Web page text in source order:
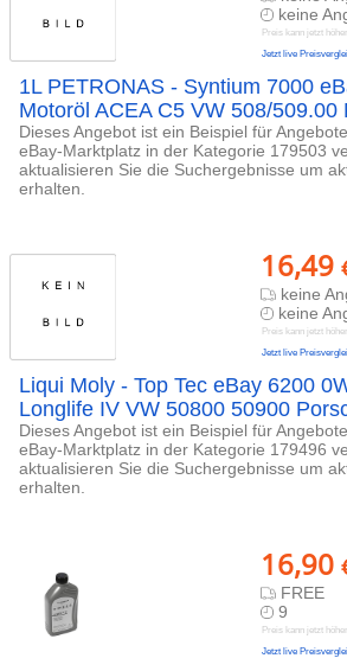
keine
Preis kann jetzt
Jetzt live
1L PETRONAS - Syntium 7000
Motoröl ACEA C5 VW 508/509.00
Dieses Angebot ist ein Beispiel für
eBay-Marktplatz in der Kategorie 179503
aktualisieren Sie die Suchergebnisse um
erhalten.
16,49
keine
keine
Preis kann jetzt
Jetzt live
Liqui Moly - Top Tec eBay 6200
Longlife IV VW 50800 50900
Dieses Angebot ist ein Beispiel für
eBay-Marktplatz in der Kategorie 179496
aktualisieren Sie die Suchergebnisse um
erhalten.
16,90
FREE
9
Preis kann jetzt
Jetzt live